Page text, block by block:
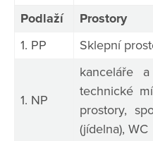
Podlaží
Prostory
1. PP
Sklepní
1. NP
kanceláře
technické
prostory,
(jídelna), WC